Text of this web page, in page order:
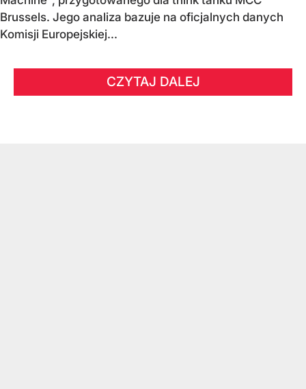
Brussels. Jego analiza bazuje na oficjalnych danych
Komisji Europejskiej...
CZYTAJ DALEJ